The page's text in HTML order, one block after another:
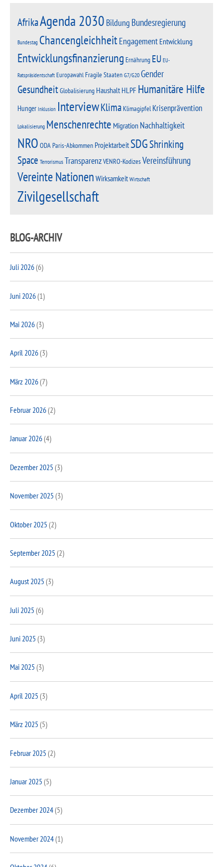
AfrikaAgenda 2030 Bildung Bundesregierung
Bundestag ChancengleichheitEngagement Entwicklung
Entwicklungsfinanzierung Ernährung EU EU-
Ratspräsidentschaft EuropawahlFragile StaatenG7/G20Gender
GesundheitGlobalisierung HaushaltHLPF Humanitäre Hilfe
Hunger Inklusion InterviewKlimaKlimagipfel Krisenprävention
Lokalisierung Menschenrechte Migration Nachhaltigkeit
NRO ODAParis-Abkommen ProjektarbeitSDGShrinking
Space TerrorismusTransparenzVENRO-KodizesVereinsführung
Vereinte Nationen Wirksamkeit Wirtschaft
Zivilgesellschaft
BLOG-ARCHIV
Juli 2026(6)
Juni 2026(1)
Mai 2026(3)
April 2026(3)
März 2026(7)
Februar 2026(2)
Januar 2026(4)
Dezember 2025 (3)
November 2025 (3)
Oktober 2025 (2)
September 2025 (2)
August 2025 (3)
Juli 2025 (6)
Juni 2025 (3)
Mai 2025 (3)
April 2025 (3)
März 2025 (5)
Februar 2025 (2)
Januar 2025 (5)
Dezember 2024(5)
November 2024(1)